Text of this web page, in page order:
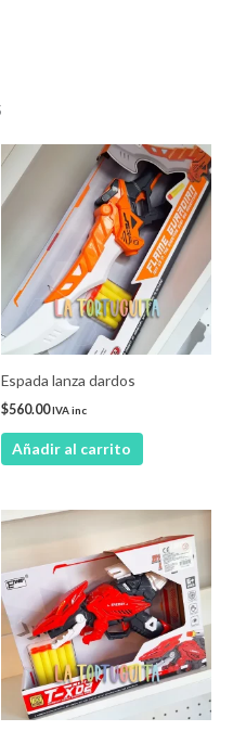
Espada lanza dardos
$560.00IVA inc
Añadir al carrito